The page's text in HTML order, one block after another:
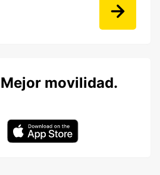
movilidad.